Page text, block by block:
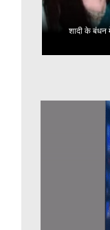
शादी के बंधन